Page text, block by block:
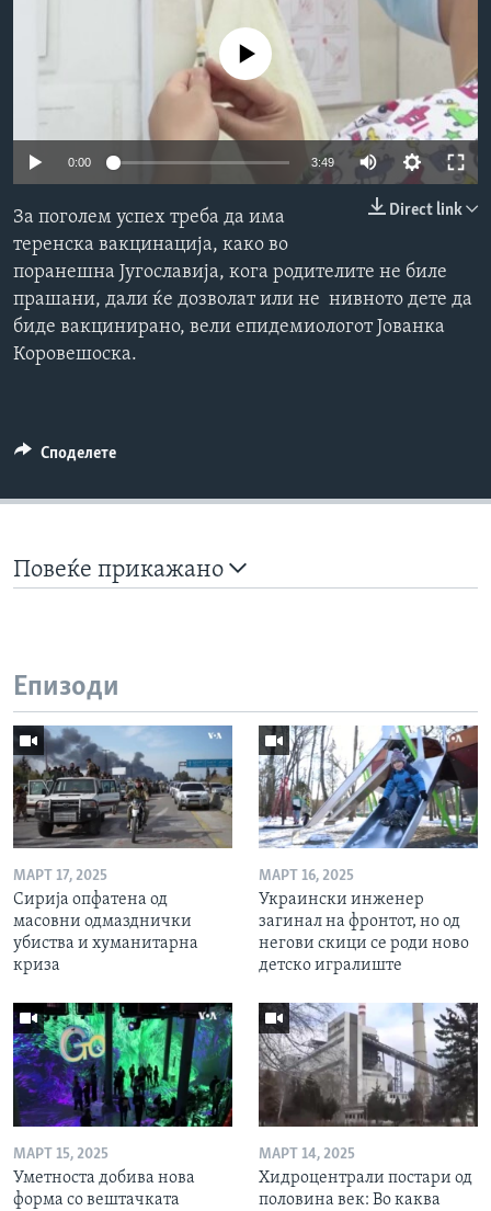
No media source currently available
0:00 3:49
Direct link
За поголем успех треба да има
теренска вакцинација, како во
поранешна Југославија, кога родителите не биле
прашани, дали ќе дозволат или не нивното дете да
биде вакцинирано, вели епидемиологoт Јованка
Коровешоска.
Споделете
Повеќе прикажано
Епизоди
МАРТ 17, 2025
Сирија опфатена од
масовни одмазднички
убиства и хуманитарна
криза
МАРТ 16, 2025
Украински инженер
загинал на фронтот, но од
негови скици се роди ново
детско игралиште
МАРТ 15, 2025
Уметноста добива нова
форма со вештачката
МАРТ 14, 2025
Хидроцентрали постари од
половина век: Во каква